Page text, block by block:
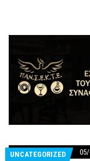
UNCATEGORIZED